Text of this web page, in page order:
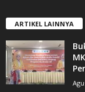
ARTIKEL LAINNYA